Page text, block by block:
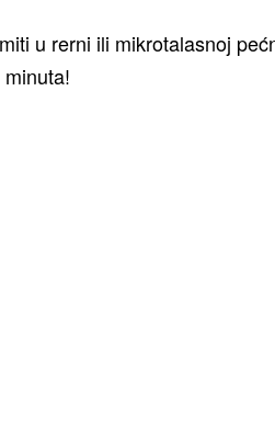
u rerni ili mikrotalasnoj